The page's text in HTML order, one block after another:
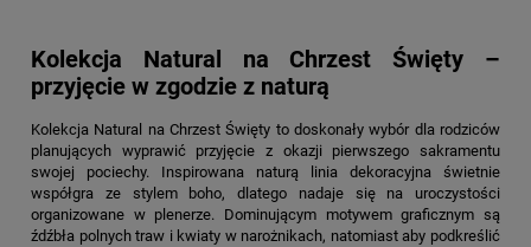
Kolekcja Natural na Chrzest Święty –
przyjęcie w zgodzie z naturą
Kolekcja Natural na Chrzest Święty to doskonały wybór dla rodziców
planujących wyprawić przyjęcie z okazji pierwszego sakramentu
swojej pociechy. Inspirowana naturą linia dekoracyjna świetnie
współgra ze stylem boho, dlatego nadaje się na uroczystości
organizowane w plenerze. Dominującym motywem graficznym są
źdźbła polnych traw i kwiaty w narożnikach, natomiast aby podkreślić